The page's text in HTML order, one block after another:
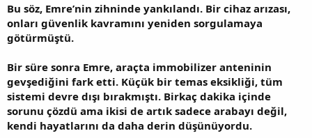
Bu söz, Emre’nin zihninde yankılandı. Bir cihaz arızası,
onları güvenlik kavramını yeniden sorgulamaya
götürmüştü.
Bir süre sonra Emre, araçta immobilizer anteninin
gevşediğini fark etti. Küçük bir temas eksikliği, tüm
sistemi devre dışı bırakmıştı. Birkaç dakika içinde
sorunu çözdü ama ikisi de artık sadece arabayı değil,
kendi hayatlarını da daha derin düşünüyordu.